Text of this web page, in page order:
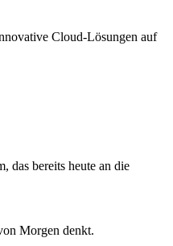
Cloud-Lösungen auf
das bereits heute an die
Morgen denkt.